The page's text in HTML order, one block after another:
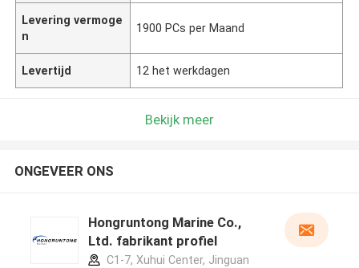
Levering vermoge
n
1900 PCs per Maand
Levertijd 12 het werkdagen
Bekijk meer
ONGEVEER ONS
Hongruntong Marine Co.,
Ltd. fabrikant profiel
C1-7, Xuhui Center, Jinguan